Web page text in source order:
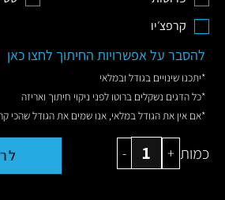
קרפצ׳יו
להסבר על אפשרויות החיתוך לחצו כאן
*יתכנו שינויים בגודל ובמלאי
*כל הדגים נשקלים ברוטו לפני ניקוי חיתוך ואריזה
*אם אין את הגודל במלאי, אנו שמים את הגודל שהכי
כמות +
-